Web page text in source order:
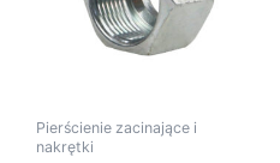
Pierścienie zacinające i
nakrętki